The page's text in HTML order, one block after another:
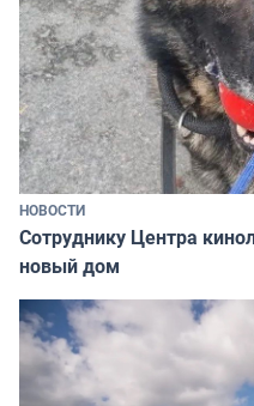
НОВОСТИ
Сотруднику Центра
новый дом